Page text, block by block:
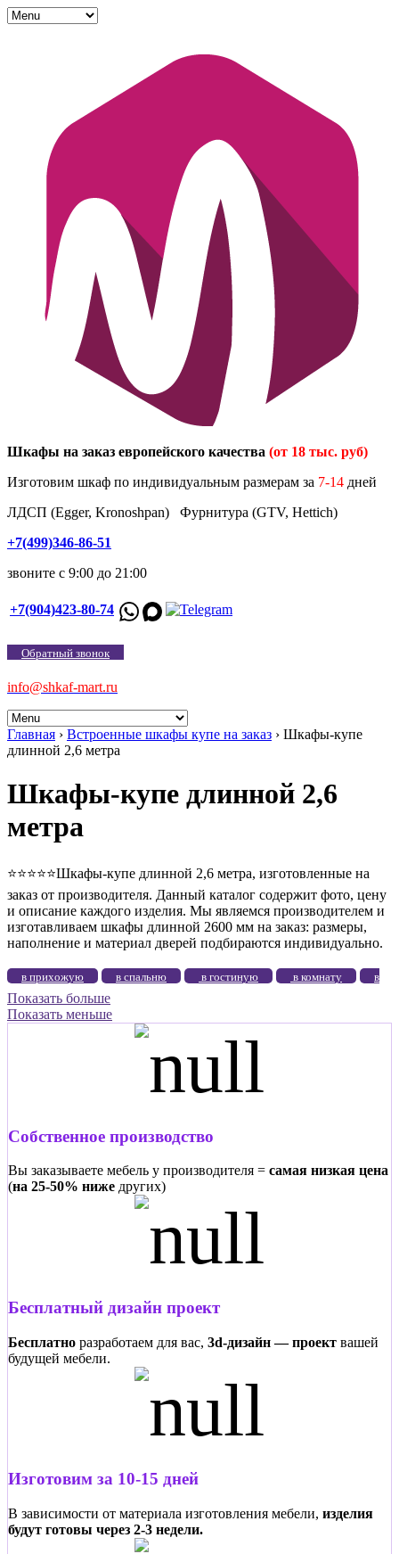
Шкафы на заказ европейского качества (от 18 тыс. руб)
Изготовим шкаф по индивидуальным размерам за 7-14 дней
ЛДСП (Egger, Kronoshpan) Фурнитура (GTV, Hettich)
+7(499)346-86-51
звоните с 9:00 до 21:00
+7(904)423-80-74
Обратный звонок
info@shkaf-mart.ru
Главная › Встроенные шкафы купе на заказ › Шкафы-купе
длинной 2,6 метра
Шкафы-купе длинной 2,6
метра
⭐️⭐️⭐️⭐️⭐️Шкафы-купе длинной 2,6 метра, изготовленные на
заказ от производителя. Данный каталог содержит фото, цену
и описание каждого изделия. Мы являемся производителем и
изготавливаем шкафы длинной 2600 мм на заказ: размеры,
наполнение и материал дверей подбираются индивидуально.
в прихожую в спальню в гостиную в комнату
в
зал
в коридор
фотопечатью
2-дверные 3-дверные 4-дверные
5-
в гардеробную
маленькие до потолка
белые
Показать больше
Показать меньше
Собственное производство
Вы заказываете мебель у производителя = самая низкая цена
(на 25-50% ниже других)
Бесплатный дизайн проект
Бесплатно разработаем для вас, 3d-дизайн — проект вашей
будущей мебели.
Изготовим за 10-15 дней
В зависимости от материала изготовления мебели, изделия
будут готовы через 2-3 недели.